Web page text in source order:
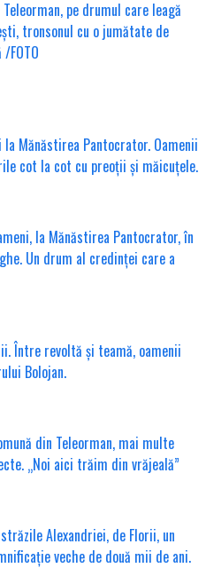
pe drumul care leagă
tronsonul cu o jumătate de
FOTO
la Mănăstirea Pantocrator. Oamenii
cot la cot cu preoții și măicuțele.
la Mănăstirea Pantocrator, în
Un drum al credinței care a
Între revoltă și teamă, oamenii
Bolojan.
din Teleorman, mai multe
„Noi aici trăim din vrăjeală”
Alexandriei, de Florii, un
veche de două mii de ani.